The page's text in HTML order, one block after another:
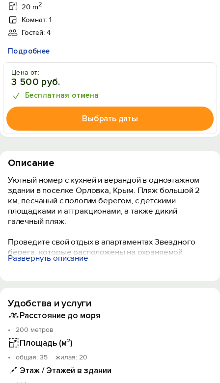
20 m2
Комнат: 1
Гостей: 4
Подробнее
Цена от:
3 500 руб.
Бесплатная отмена
Выбрать даты
Описание
Уютный номер с кухней и верандой в одноэтажном
здании в поселке Орловка, Крым. Пляж большой 2
км, песчаный с пологим берегом, с детскими
площадками и аттракционами, а также дикий
галечный пляж.
Проведите свой отдых в апартаментах Звездного
берега, которые расположены на охраняемой
территории тур-центра «Звездный Берег», где
Комнаты рассчитаны на комфортное проживание до 4
человек. Туалет, душевая кабина, стиральная машина,
печь, мультиварка, электрочайник, утюг, фен,
индукционная печь имеется в номере.
Горячая и холодная вода круглосуточно.
Wi-Fi на всей территории, бесплатно.
Развернуть описание
Удобства и услуги
Расстояние до моря
200 метров
Площадь (м²)
oбщая: 35 жилая: 20
Этаж / Этажей в здании